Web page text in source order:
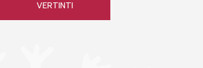
VERTINTI